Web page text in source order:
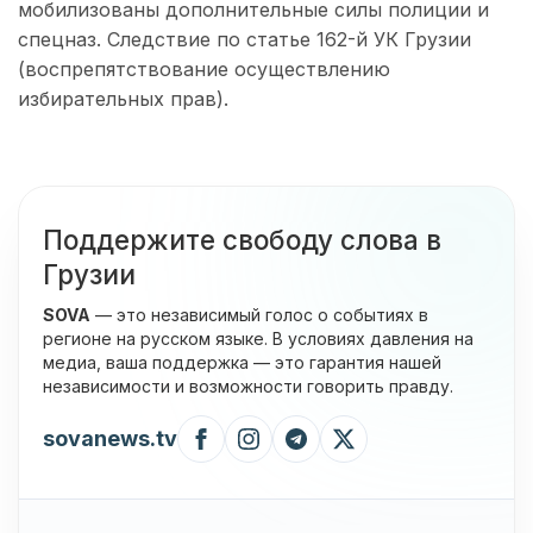
мобилизованы дополнительные силы полиции и
спецназ. Следствие по статье 162-й УК Грузии
(воспрепятствование осуществлению
избирательных прав).
Поддержите свободу слова в
Грузии
SOVA — это независимый голос о событиях в
регионе на русском языке. В условиях давления на
медиа, ваша поддержка — это гарантия нашей
независимости и возможности говорить правду.
sovanews.tv